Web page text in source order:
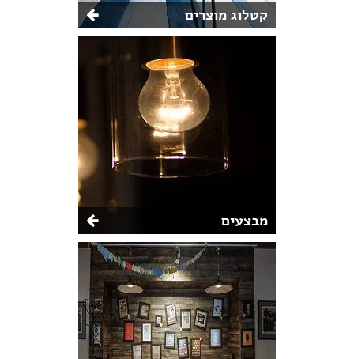
קטלוג מוצרים
מבצעים